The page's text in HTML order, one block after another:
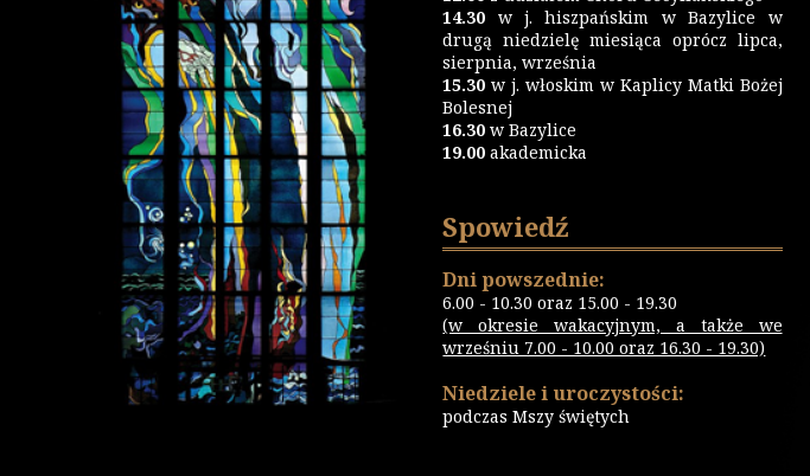
14.30 w j. hiszpańskim w Bazylice w
drugą niedzielę miesiąca oprócz lipca,
sierpnia, września
15.30 w j. włoskim w Kaplicy Matki Bożej
Bolesnej
16.30w Bazylice
19.00akademicka
Spowiedź
Dni powszednie:
6.00 - 10.30 oraz 15.00 - 19.30
(w okresie wakacyjnym, a także we
wrześniu 7.00 - 10.00 oraz 16.30 - 19.30)
Niedziele i uroczystości:
podczas Mszy świętych